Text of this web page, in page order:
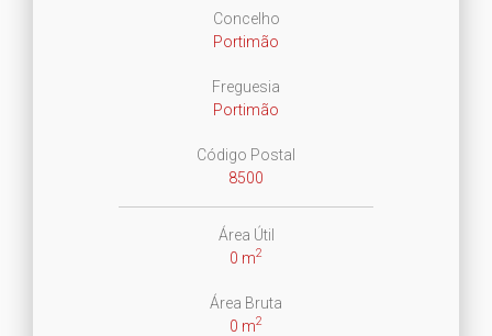
Concelho
Portimão
Freguesia
Portimão
Código Postal
8500
Área Útil
0 m2
Área Bruta
0 m2